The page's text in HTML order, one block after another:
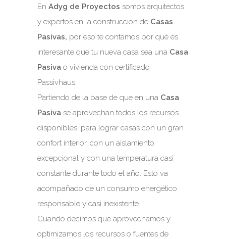
En Adyg de Proyectos somos arquitectos
y expertos en la construcción de Casas
Pasivas, por eso te contamos por qué es
interesante que tu nueva casa sea una Casa
Pasiva o vivienda con certificado
Passivhaus.
Partiendo de la base de que en una Casa
Pasiva se aprovechan todos los recursos
disponibles, para lograr casas con un gran
confort interior, con un aislamiento
excepcional y con una temperatura casi
constante durante todo el año. Esto va
acompañado de un consumo energético
responsable y casi inexistente.
Cuando decimos que aprovechamos y
optimizamos los recursos o fuentes de